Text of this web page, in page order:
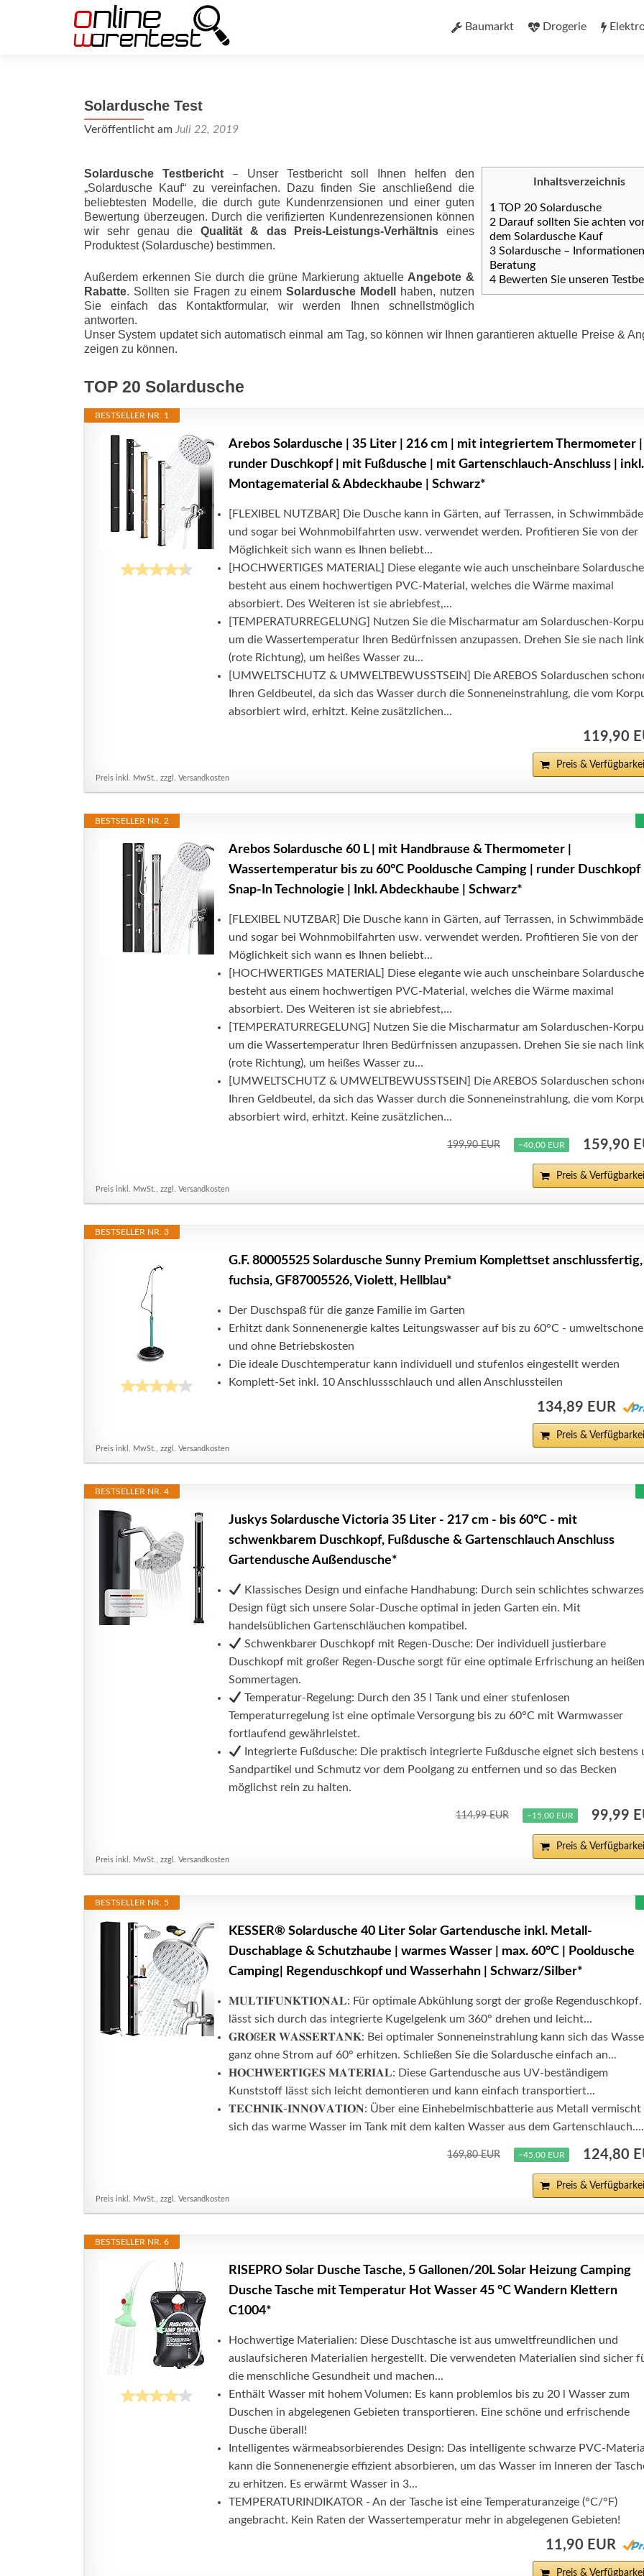
InhaltBaumarkt Drogerie
Solardusche Test
Veröffentlicht am Juli 22, 2019
Inhaltsverzeichnis
1 TOP 20 Solardusche
2 Darauf sollten Sie achten
dem Solardusche Kauf
3 Solardusche –
Beratung
4 Bewerten Sie unseren
Solardusche Testbericht – Unser Testbericht soll Ihnen helfen den
„Solardusche Kauf“ zu vereinfachen. Dazu finden Sie anschließend die
beliebtesten Modelle, die durch gute Kundenrzensionen und einer guten
Bewertung überzeugen. Durch die verifizierten Kundenrezensionen können
wir sehr genau die Qualität & das Preis-Leis­tungs-Ver­hält­nis eines
Produktest (Solardusche) bestimmen.
Außerdem erkennen Sie durch die grüne Markierung aktuelle Angebote &
Rabatte. Sollten sie Fragen zu einemSolardusche Modell
haben, nutzen
Sie einfach das Kontaktformular, wir werden Ihnen schnellstmöglich
antworten.
Unser System updatet sich automatisch einmal am Tag, so können wir Ihnen garantieren aktuelle Preise &
zeigen zu können.
TOP 20 Solardusche
BESTSELLER NR. 1
Arebos Solardusche | 35 Liter | 216 cm | mit integriertem Thermometer |
runder Duschkopf | mit Fußdusche | mit Gartenschlauch-Anschluss | inkl.
Montagematerial & Abdeckhaube | Schwarz*
[FLEXIBEL NUTZBAR] Die Dusche kann in Gärten, auf Terrassen, in
und sogar bei Wohnmobilfahrten usw. verwendet werden. Profitieren Sie von der
Möglichkeit sich wann es Ihnen beliebt...
[HOCHWERTIGES MATERIAL] Diese elegante wie auch unscheinbare Solardusche
besteht aus einem hochwertigen PVC-Material, welches die Wärme maximal
absorbiert. Des Weiteren ist sie abriebfest,...
[TEMPERATURREGELUNG] Nutzen Sie die Mischarmatur am Solarduschen-
um die Wassertemperatur Ihren Bedürfnissen anzupassen. Drehen Sie sie nach
(rote Richtung), um heißes Wasser zu...
[UMWELTSCHUTZ & UMWELTBEWUSSTSEIN] Die AREBOS Solarduschen
Ihren Geldbeutel, da sich das Wasser durch die Sonneneinstrahlung, die vom
absorbiert wird, erhitzt. Keine zusätzlichen...
119,90
Preis &
Preis inkl. MwSt., zzgl. Versandkosten
BESTSELLER NR. 2
Arebos Solardusche 60 L | mit Handbrause & Thermometer |
Wassertemperatur bis zu 60°C Pooldusche Camping | runder Duschkopf |
Snap-In Technologie | Inkl. Abdeckhaube | Schwarz*
[FLEXIBEL NUTZBAR] Die Dusche kann in Gärten, auf Terrassen, in
und sogar bei Wohnmobilfahrten usw. verwendet werden. Profitieren Sie von der
Möglichkeit sich wann es Ihnen beliebt...
[HOCHWERTIGES MATERIAL] Diese elegante wie auch unscheinbare Solardusche
besteht aus einem hochwertigen PVC-Material, welches die Wärme maximal
absorbiert. Des Weiteren ist sie abriebfest,...
[TEMPERATURREGELUNG] Nutzen Sie die Mischarmatur am Solarduschen-
um die Wassertemperatur Ihren Bedürfnissen anzupassen. Drehen Sie sie nach
(rote Richtung), um heißes Wasser zu...
[UMWELTSCHUTZ & UMWELTBEWUSSTSEIN] Die AREBOS Solarduschen
Ihren Geldbeutel, da sich das Wasser durch die Sonneneinstrahlung, die vom
absorbiert wird, erhitzt. Keine zusätzlichen...
199,90 EUR −40,00 EUR 159,90
Preis &
Preis inkl. MwSt., zzgl. Versandkosten
BESTSELLER NR. 3
G.F. 80005525 Solardusche Sunny Premium Komplettset anschlussfertig,
fuchsia, GF87005526, Violett, Hellblau*
Der Duschspaß für die ganze Familie im Garten
Erhitzt dank Sonnenenergie kaltes Leitungswasser auf bis zu 60°C -
und ohne Betriebskosten
Die ideale Duschtemperatur kann individuell und stufenlos eingestellt werden
Komplett-Set inkl. 10 Anschlussschlauch und allen Anschlussteilen
134,89 EUR
Preis &
Preis inkl. MwSt., zzgl. Versandkosten
BESTSELLER NR. 4
Juskys Solardusche Victoria 35 Liter - 217 cm - bis 60°C - mit
schwenkbarem Duschkopf, Fußdusche & Gartenschlauch Anschluss
Gartendusche Außendusche*
Klassisches Design und einfache Handhabung: Durch sein schlichtes schwarzes
Design fügt sich unsere Solar-Dusche optimal in jeden Garten ein. Mit
handelsüblichen Gartenschläuchen kompatibel.
Schwenkbarer Duschkopf mit Regen-Dusche: Der individuell justierbare
Duschkopf mit großer Regen-Dusche sorgt für eine optimale Erfrischung an heißen
Sommertagen.
Temperatur-Regelung: Durch den 35 l Tank und einer stufenlosen
Temperaturregelung ist eine optimale Versorgung bis zu 60°C mit Warmwasser
fortlaufend gewährleistet.
Integrierte Fußdusche: Die praktisch integrierte Fußdusche eignet sich bestens
Sandpartikel und Schmutz vor dem Poolgang zu entfernen und so das Becken
möglichst rein zu halten.
114,99 EUR −15,00 EUR 99,99
Preis &
Preis inkl. MwSt., zzgl. Versandkosten
BESTSELLER NR. 5
KESSER® Solardusche 40 Liter Solar Gartendusche inkl. Metall-
Duschablage & Schutzhaube | warmes Wasser | max. 60°C | Pooldusche
Camping| Regenduschkopf und Wasserhahn | Schwarz/Silber*
𝐌𝐔𝐋𝐓𝐈𝐅𝐔𝐍𝐊𝐓𝐈𝐎𝐍𝐀𝐋: Für optimale Abkühlung sorgt der große Regenduschkopf.
lässt sich durch das integrierte Kugelgelenk um 360° drehen und leicht...
𝐆𝐑𝐎ß𝐄𝐑 𝐖𝐀𝐒𝐒𝐄𝐑𝐓𝐀𝐍𝐊: Bei optimaler Sonneneinstrahlung kann sich das
ganz ohne Strom auf 60° erhitzen. Schließen Sie die Solardusche einfach an...
𝐇𝐎𝐂𝐇𝐖𝐄𝐑𝐓𝐈𝐆𝐄𝐒 𝐌𝐀𝐓𝐄𝐑𝐈𝐀𝐋: Diese Gartendusche aus UV-beständigem
Kunststoff lässt sich leicht demontieren und kann einfach transportiert...
𝐓𝐄𝐂𝐇𝐍𝐈𝐊-𝐈𝐍𝐍𝐎𝐕𝐀𝐓𝐈𝐎𝐍: Über eine Einhebelmischbatterie aus Metall vermischt
sich das warme Wasser im Tank mit dem kalten Wasser aus dem Gartenschlauch....
169,80 EUR −45,00 EUR 124,80
Preis &
Preis inkl. MwSt., zzgl. Versandkosten
BESTSELLER NR. 6
RISEPRO Solar Dusche Tasche, 5 Gallonen/20L Solar Heizung Camping
Dusche Tasche mit Temperatur Hot Wasser 45 °C Wandern Klettern
C1004*
Hochwertige Materialien: Diese Duschtasche ist aus umweltfreundlichen und
auslaufsicheren Materialien hergestellt. Die verwendeten Materialien sind sicher
die menschliche Gesundheit und machen...
Enthält Wasser mit hohem Volumen: Es kann problemlos bis zu 20 l Wasser zum
Duschen in abgelegenen Gebieten transportieren. Eine schöne und erfrischende
Dusche überall!
Intelligentes wärmeabsorbierendes Design: Das intelligente schwarze PVC-Material
kann die Sonnenenergie effizient absorbieren, um das Wasser im Inneren der
zu erhitzen. Es erwärmt Wasser in 3...
TEMPERATURINDIKATOR - An der Tasche ist eine Temperaturanzeige (°C/°F)
angebracht. Kein Raten der Wassertemperatur mehr in abgelegenen Gebieten!
11,90 EUR
Preis &